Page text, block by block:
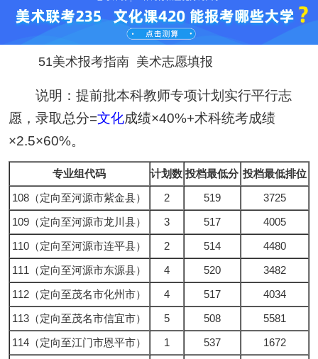
51美术报考指南 美术志愿填报
说明：提前批本科教师专项计划实行平行志
愿，录取总分=文化成绩×40%+术科统考成绩
×2.5×60%。
专业组代码 计划数 投档最低分 投档最低排位
108（定向至河源市紫金县）
2 519
3725
109（定向至河源市龙川县）
3 517
4005
110（定向至河源市连平县）
2 514
4480
111（定向至河源市东源县）
4 520
3482
112（定向至茂名市化州市）
4 517
4034
113（定向至茂名市信宜市）
5 508
5581
114（定向至江门市恩平市）
1 537
1672